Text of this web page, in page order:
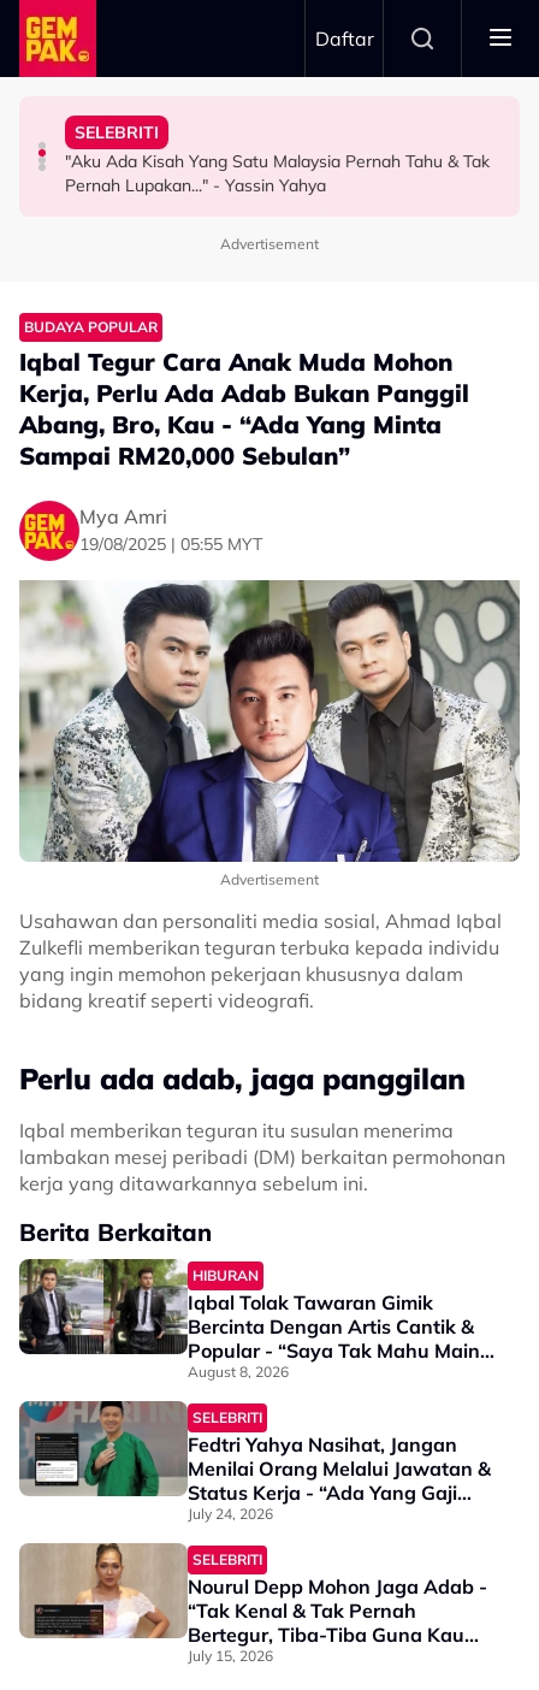
Skip to main content
Daftar
HIBURAN
Intan Najuwa Timang Anak Perempuan Kedua, Beri
Nama…
SELEBRITI
"Aku Ada Kisah Yang Satu Malaysia Pernah Tahu & Tak
Pernah Lupakan..." - Yassin Yahya
HIBURAN
Mahu Bantu Ribuan Pencinta Ilmu Setiap Minggu, Najib
Asaddok Sumbang Dua Buggy Buat Akademi Diasas
BERITA
Aliff Rakib Hadiah Rumah RM1 Juta Kepada Ibu Bapa
Advertisement
BUDAYA POPULAR
Iqbal Tegur Cara Anak Muda Mohon
Kerja, Perlu Ada Adab Bukan Panggil
Abang, Bro, Kau - “Ada Yang Minta
Sampai RM20,000 Sebulan”
Mya Amri
19/08/2025 | 05:55 MYT
Advertisement
Usahawan dan personaliti media sosial, Ahmad Iqbal
Zulkefli memberikan teguran terbuka kepada individu
yang ingin memohon pekerjaan khususnya dalam
bidang kreatif seperti videografi.
Perlu ada adab, jaga panggilan
Iqbal memberikan teguran itu susulan menerima
lambakan mesej peribadi (DM) berkaitan permohonan
kerja yang ditawarkannya sebelum ini.
Berita Berkaitan
HIBURAN
Iqbal Tolak Tawaran Gimik
Bercinta Dengan Artis Cantik &
Popular - “Saya Tak Mahu Main
Perasaan Orang
August 8, 2026
SELEBRITI
Fedtri Yahya Nasihat, Jangan
Menilai Orang Melalui Jawatan &
Status Kerja - “Ada Yang Gaji
Sederhana Tapi…”
July 24, 2026
SELEBRITI
Nourul Depp Mohon Jaga Adab -
“Tak Kenal & Tak Pernah
Bertegur, Tiba-Tiba Guna Kau
Aku”
July 15, 2026